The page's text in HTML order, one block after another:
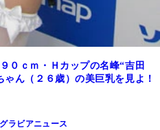
０ｃｍ・Ｈカップの名峰“吉田
ん（２６歳）の美巨乳を見よ！
グラビアニュース